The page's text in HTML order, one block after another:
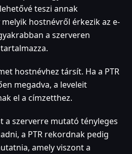
teszi annak
hostnévről érkezik az e-
a szerveren
hostnévhez társít. Ha a PTR
megadva, a leveleit
el a címzetthez.
a szerverre mutató tényleges
a PTR rekordnak pedig
amely viszont a